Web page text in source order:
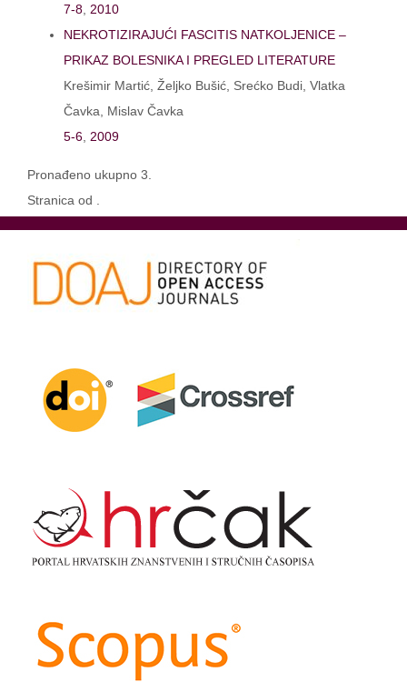
7-8 2010
NEKROTIZIRAJUĆI FASCITIS NATKOLJENICE –
PRIKAZ BOLESNIKA I PREGLED LITERATURE
Krešimir Martić, Željko Bušić, Srećko Budi, Vlatka
Čavka, Mislav Čavka
5-6 2009
Pronađeno ukupno 3.
Stranica od .